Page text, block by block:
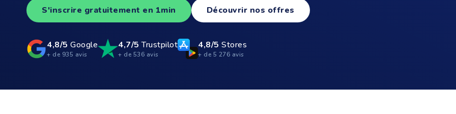
S'inscrire gratuitement en 1min Découvrir nos offres
4,8/5 Google
+ de 935 avis
4,7/5 Trustpilot
+ de 536 avis
4,8/5 Stores
+ de 5 276 avis